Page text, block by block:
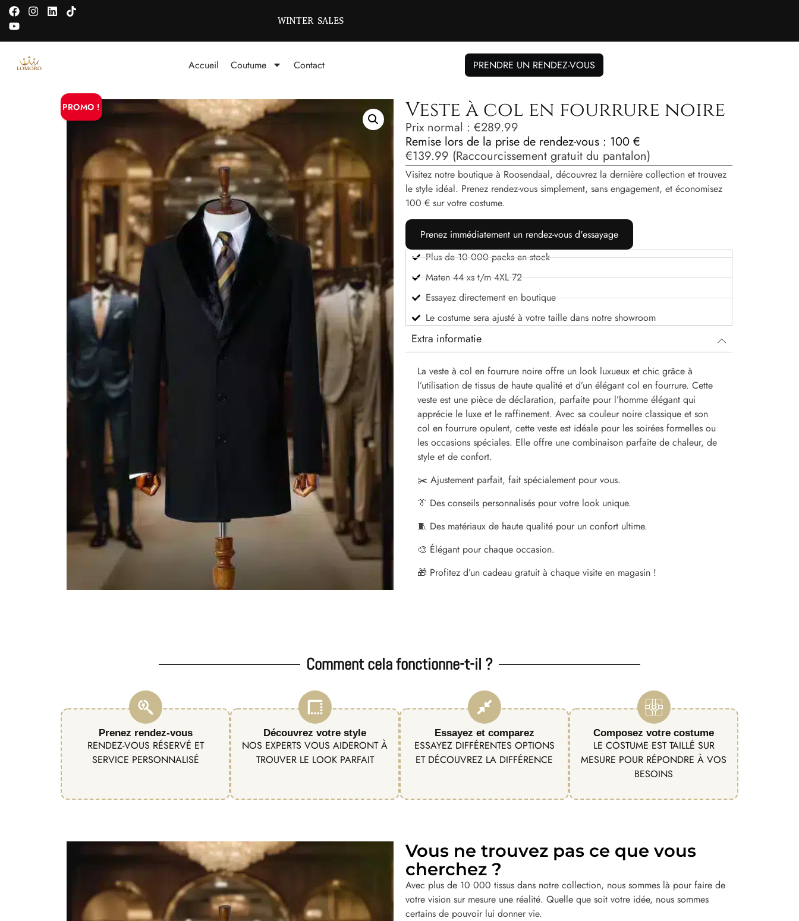
WINTER SALES
Accueil Coutume Contact PRENDRE UN RENDEZ-VOUS
PROMO ! Veste à col en fourrure noire
Prix ​​normal : €289.99
Remise lors de la prise de rendez-vous : 100 €
€139.99 (Raccourcissement gratuit du pantalon)
Visitez notre boutique à Roosendaal, découvrez la dernière collection et trouvez
le style idéal. Prenez rendez-vous simplement, sans engagement, et économisez
100 € sur votre costume.
Prenez immédiatement un rendez-vous d'essayage
Plus de 10 000 packs en stock
Maten 44 xs t/m 4XL 72
Essayez directement en boutique
Le costume sera ajusté à votre taille dans notre showroom
Extra informatie
La veste à col en fourrure noire offre un look luxueux et chic grâce à
l’utilisation de tissus de haute qualité et d’un élégant col en fourrure. Cette
veste est une pièce de déclaration, parfaite pour l’homme élégant qui
apprécie le luxe et le raffinement. Avec sa couleur noire classique et son
col en fourrure opulent, cette veste est idéale pour les soirées formelles ou
les occasions spéciales. Elle offre une combinaison parfaite de chaleur, de
style et de confort.
✂️ Ajustement parfait, fait spécialement pour vous.
👔 Des conseils personnalisés pour votre look unique.
🧵 Des matériaux de haute qualité pour un confort ultime.
🎨 Élégant pour chaque occasion.
🎁 Profitez d’un cadeau gratuit à chaque visite en magasin !
Comment cela fonctionne-t-il ?
Prenez rendez-vous
RENDEZ-VOUS RÉSERVÉ ET
SERVICE PERSONNALISÉ
Découvrez votre style
NOS EXPERTS VOUS AIDERONT À
TROUVER LE LOOK PARFAIT
Essayez et comparez
ESSAYEZ DIFFÉRENTES OPTIONS
ET DÉCOUVREZ LA DIFFÉRENCE
Composez votre costume
LE COSTUME EST TAILLÉ SUR
MESURE POUR RÉPONDRE À VOS
BESOINS
Vous ne trouvez pas ce que vous
cherchez ?
Avec plus de 10 000 tissus dans notre collection, nous sommes là pour faire de
votre vision sur mesure une réalité. Quelle que soit votre idée, nous sommes
certains de pouvoir lui donner vie.